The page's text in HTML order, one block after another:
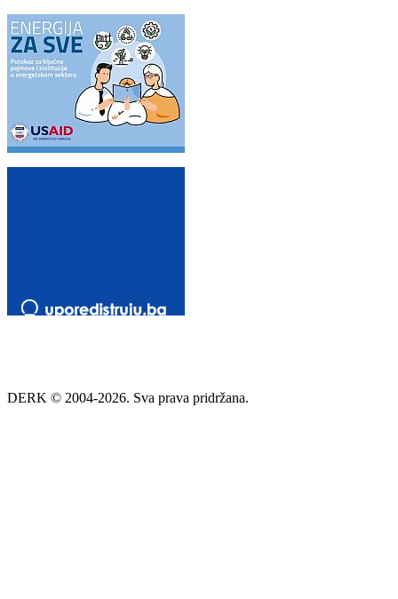
DERK © 2004-2026. Sva prava pridržana.